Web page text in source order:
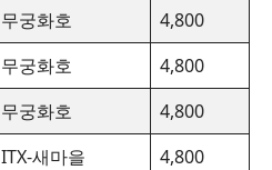
무궁화호
4,800
무궁화호
4,800
무궁화호
4,800
ITX-새마을 4,800